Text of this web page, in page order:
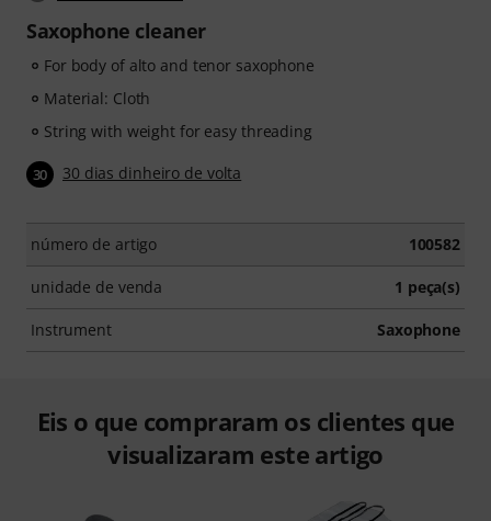
Saxophone cleaner
For body of alto and tenor saxophone
Material: Cloth
String with weight for easy threading
30 30 dias dinheiro de volta
número de artigo 100582
unidade de venda 1 peça(s)
Instrument Saxophone
Eis o que compraram os clientes que
visualizaram este artigo